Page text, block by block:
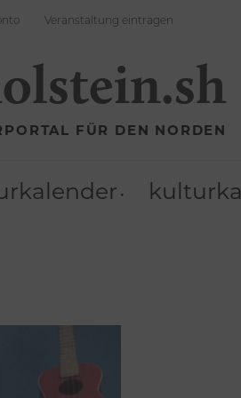
Veranstaltung eintragen
FÜR DEN NORDEN